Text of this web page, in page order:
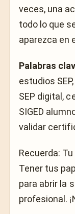
veces, una
todo lo que
aparezca en
Palabras
estudios
SEP digital,
SIGED
validar
Recuerda:
Tener tus
para abrir la
profesional.